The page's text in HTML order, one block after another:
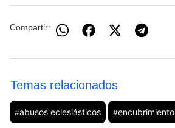
Compartir:
Temas relacionados
#abusos eclesiásticos #encubrimiento